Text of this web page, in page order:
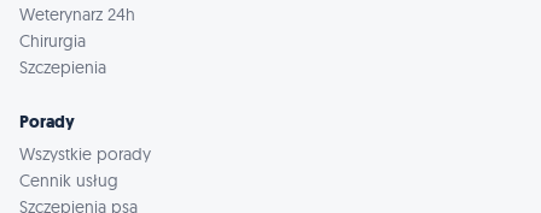
Weterynarz 24h
Chirurgia
Szczepienia
Porady
Wszystkie porady
Cennik usług
Szczepienia psa